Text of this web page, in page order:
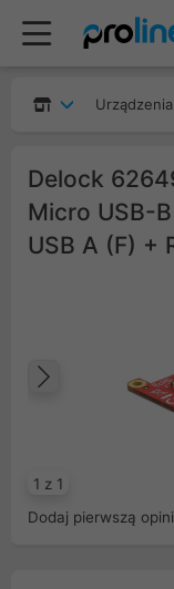
Delock
Micro USB-
USB A (F) +
1 z 1
Dodaj pierwszą